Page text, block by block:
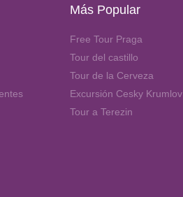
Más Popular
Free Tour Praga
Tour del castillo
Tour de la Cerveza
Excursión Cesky Krumlov
Tour a Terezin